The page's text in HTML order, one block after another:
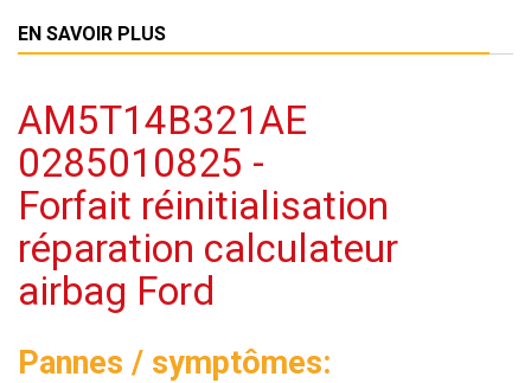
EN SAVOIR PLUS
AM5T14B321AE
0285010825 -
Forfait réinitialisation
réparation calculateur
airbag Ford
Pannes / symptômes: